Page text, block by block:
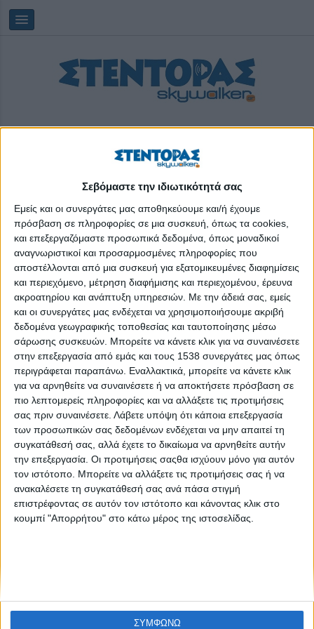
Σεβόμαστε την ιδιωτικότητά σας
Εμείς και οι συνεργάτες μας αποθηκεύουμε και/ή έχουμε
πρόσβαση σε πληροφορίες σε μια συσκευή, όπως τα cookies,
και επεξεργαζόμαστε προσωπικά δεδομένα, όπως μοναδικοί
αναγνωριστικοί και προσαρμοσμένες πληροφορίες που
αποστέλλονται από μια συσκευή για εξατομικευμένες διαφημίσεις
και περιεχόμενο, μέτρηση διαφήμισης και περιεχομένου, έρευνα
ακροατηρίου και ανάπτυξη υπηρεσιών. Με την άδειά σας, εμείς
και οι συνεργάτες μας ενδέχεται να χρησιμοποιήσουμε ακριβή
δεδομένα γεωγραφικής τοποθεσίας και ταυτοποίησης μέσω
σάρωσης συσκευών. Μπορείτε να κάνετε κλικ για να συναινέσετε
στην επεξεργασία από εμάς και τους 1538 συνεργάτες μας όπως
περιγράφεται παραπάνω. Εναλλακτικά, μπορείτε να κάνετε κλικ
για να αρνηθείτε να συναινέσετε ή να αποκτήσετε πρόσβαση σε
πιο λεπτομερείς πληροφορίες και να αλλάξετε τις προτιμήσεις
σας πριν συναινέσετε. Λάβετε υπόψη ότι κάποια επεξεργασία
των προσωπικών σας δεδομένων ενδέχεται να μην απαιτεί τη
συγκατάθεσή σας, αλλά έχετε το δικαίωμα να αρνηθείτε αυτήν
την επεξεργασία. Οι προτιμήσεις σαςθα ισχύουν μόνο για αυτόν
τον ιστότοπο. Μπορείτε να αλλάξετε τις προτιμήσεις σας ή να
ανακαλέσετε τη συγκατάθεσή σας ανά πάσα στιγμή
επιστρέφοντας σε αυτόν τον ιστότοπο και κάνοντας κλικ στο
κουμπί "Απορρήτου" στο κάτω μέρος της ιστοσελίδας.
ΣΥΜΦΩΝΩ
Πέμπτη, 06/08/2026 01:49:10
προεκλαμψία
Προεκλαμψία στις εγκύους: Πώς μπορεί να διαγνωστεί
ταχύτερα
None feed
CONNECT
NEWSLETTER